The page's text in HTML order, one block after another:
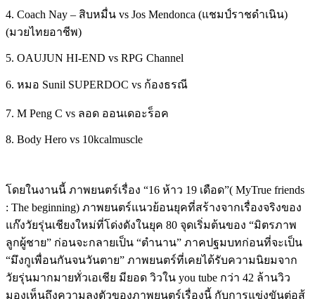
4. Coach Nay – สิบหมื่น vs Jos Mendonca (แชมป์ราชดำเนิน)
(มวยไทยอาชีพ)
5. OAUJUN HI-END vs RPG Channel
6. หมอ Sunil SUPERDOC vs ก้องธรณี
7. M Peng C vs ลอด ออนเดอะร็อค
8. Body Hero vs 10kcalmuscle
โดยในงานนี้ ภาพยนตร์เรื่อง “16 ห้าว 19 เดือด”( MyTrue friends
: The beginning) ภาพยนตร์แนวย้อนยุคที่สร้างจากเรื่องจริงของ
แก๊งวัยรุ่นเชียงใหม่ที่โด่งดังในยุค 80 จุดเริ่มต้นของ “มิตรภาพ
ลูกผู้ชาย” ก่อนจะกลายเป็น “ตํานาน” ภาคปฐมบทก่อนที่จะเป็น
“มึงกูเพื่อนกันจนวันตาย” ภาพยนตร์ที่เคยได้รับความนิยมจาก
วัยรุ่นมากมายทั่วเอเชีย มียอด วิวใน you tube กว่า 42 ล้านวิว
มองเห็นถึงความลงตัวของภาพยนตร์เรื่องนี้ กับการแข่งขันต่อสู้